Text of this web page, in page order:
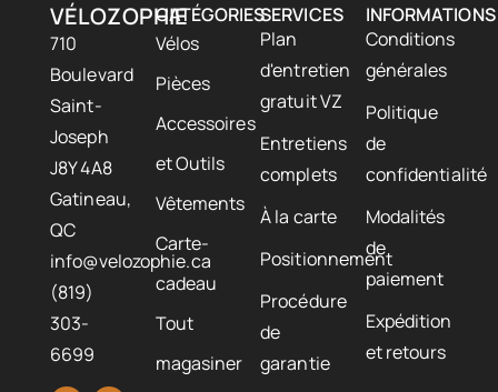
VÉLOZOPHIE
710
Boulevard
Saint-
Joseph
J8Y 4A8
Gatineau,
QC
info@velozophie.ca
(819)
303-
6699
CATÉGORIES
Vélos
Pièces
Accessoires
et Outils
Vêtements
Carte-
cadeau
Tout
magasiner
SERVICES
Plan
d'entretien
gratuit VZ
Entretiens
complets
À la carte
Positionnement
Procédure
de
garantie
INFORMATIONS
Conditions
générales
Politique
de
confidentialité
Modalités
de
paiement
Expédition
et retours